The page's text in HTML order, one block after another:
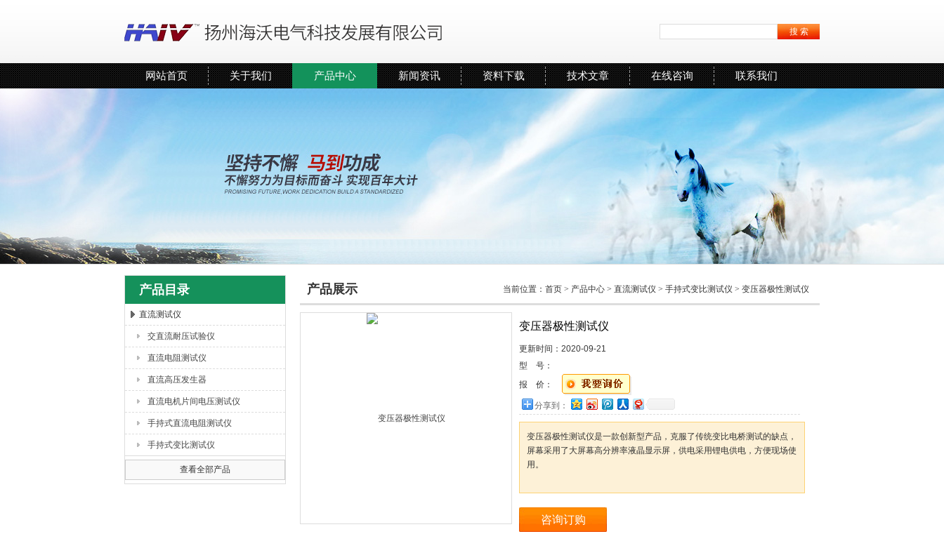
扬州海沃电气科技发展有限公司
网站首页 关于我们 产品中心 新闻资讯 资料下载 技术文章 在线咨询 联系我们
产品目录
直流测试仪
交直流耐压试验仪
直流电阻测试仪
直流高压发生器
直流电机片间电压测试仪
手持式直流电阻测试仪
手持式变比测试仪
查看全部产品
产品展示 当前位置： 首页 > 产品中心 > 直流测试仪 > 手持式变比测试仪 > 变压器极性测试仪
变压器极性测试仪
更新时间： 2020-09-21
型 号：
报 价：
分享到：
变压器极性测试仪是一款创新型产品，克服了传统变比电桥测试的缺点，
屏幕采用了大屏幕高分辨率液晶显示屏，供电采用锂电供电，方便现场使
用。
咨询订购